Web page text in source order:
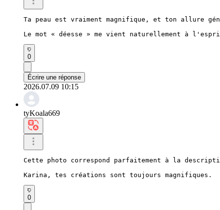
Ta peau est vraiment magnifique, et ton allure
Le mot « déesse » me vient naturellement à
0
Écrire une réponse
2026.07.09 10:15
tyKoala669
Cette photo correspond parfaitement à la
Karina, tes créations sont toujours magnifiques.
0